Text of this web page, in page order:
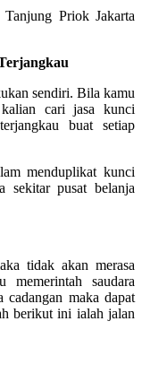
sendiri. Bila kamu
cari jasa kunci
buat setiap
menduplikat kunci
sekitar pusat belanja
tidak akan merasa
memerintah saudara
maka dapat
berikut ini ialah jalan